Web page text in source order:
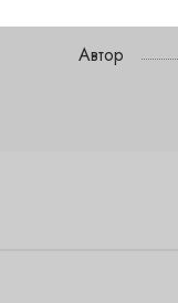
Автор